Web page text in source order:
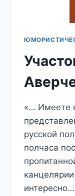
«… Имеете
русской
полчаса